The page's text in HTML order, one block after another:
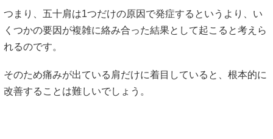
つまり、五十肩は1つだけの原因で発症するというより、い
くつかの要因が複雑に絡み合った結果として起こると考えら
れるのです。
そのため痛みが出ている肩だけに着目していると、根本的に
改善することは難しいでしょう。